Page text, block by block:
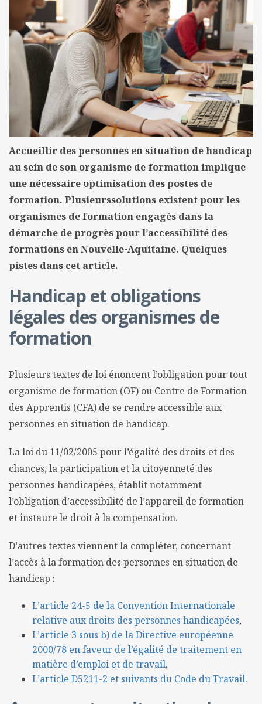
Accueillir des personnes en situation de handicap
au sein de son organisme de formation implique
une nécessaire optimisation des postes de
formation. Plusieurssolutions existent pour les
organismes de formation engagés dans la
démarche de progrès pour l’accessibilité des
formations en Nouvelle-Aquitaine. Quelques
pistes dans cet article.
Handicap et obligations
légales des organismes de
formation
Plusieurs textes de loi énoncent l’obligation pour tout
organisme de formation (OF) ou Centre de Formation
des Apprentis (CFA) de se rendre accessible aux
personnes en situation de handicap.
La loi du 11/02/2005 pour l’égalité des droits et des
chances, la participation et la citoyenneté des
personnes handicapées, établit notamment
l’obligation d’accessibilité de l’appareil de formation
et instaure le droit à la compensation.
D’autres textes viennent la compléter, concernant
l’accès à la formation des personnes en situation de
handicap :
L’article 24-5 de la Convention Internationale
relative aux droits des personnes handicapées,
L’article 3 sous b) de la Directive européenne
2000/78 en faveur de l’égalité de traitement en
matière d’emploi et de travail,
L’article D5211-2 et suivants du Code du Travail.